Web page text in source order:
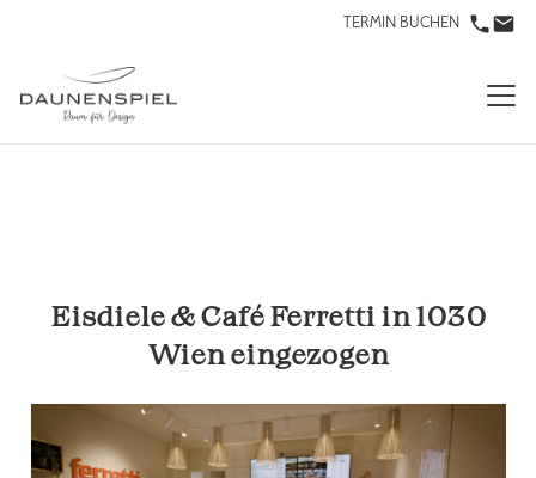
TERMIN BUCHEN
Eisdiele & Café Ferretti in 1030
Wien eingezogen